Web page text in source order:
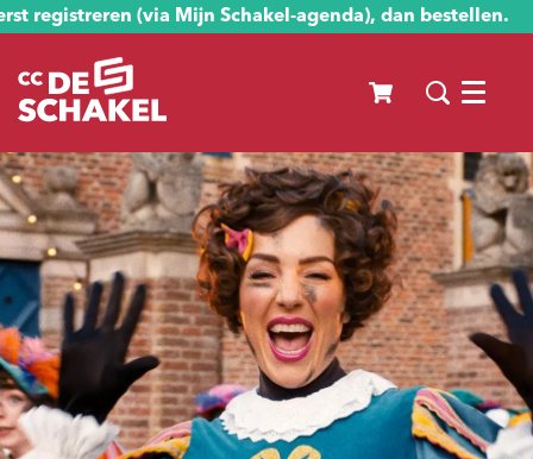
registreren (via Mijn Schakel-agenda), dan bestellen.
Menu